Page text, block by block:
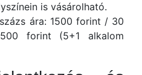
is vásárolható.
ára: 1500 forint / 30
forint (5+1 alkalom